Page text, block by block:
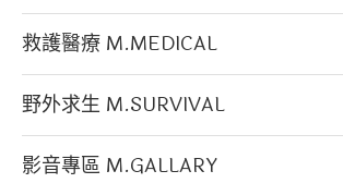
救護醫療 M.MEDICAL
野外求生 M.SURVIVAL
影音專區 M.GALLARY